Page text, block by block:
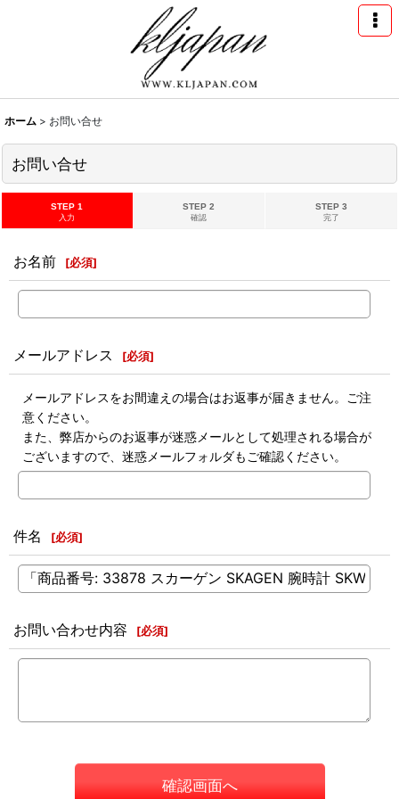
ホーム > お問い合せ
お問い合せ
STEP 1
入力
STEP 2
確認
STEP 3
完了
お名前 [必須]
メールアドレス [必須]
メールアドレスをお間違えの場合はお返事が届きません。ご注
意ください。
また、弊店からのお返事が迷惑メールとして処理される場合が
ございますので、迷惑メールフォルダもご確認ください。
件名 [必須]
お問い合わせ内容 [必須]
確認画面へ